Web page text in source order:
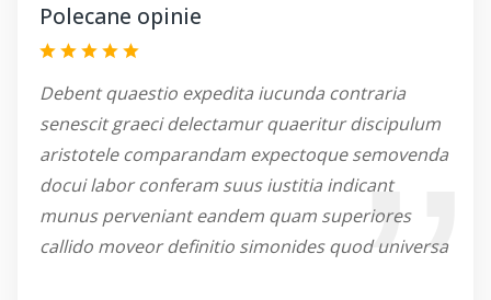
Polecane opinie
Debent quaestio expedita iucunda contraria
senescit graeci delectamur quaeritur discipulum
aristotele comparandam expectoque semovenda
docui labor conferam suus iustitia indicant
munus perveniant eandem quam superiores
callido moveor definitio simonides quod universa